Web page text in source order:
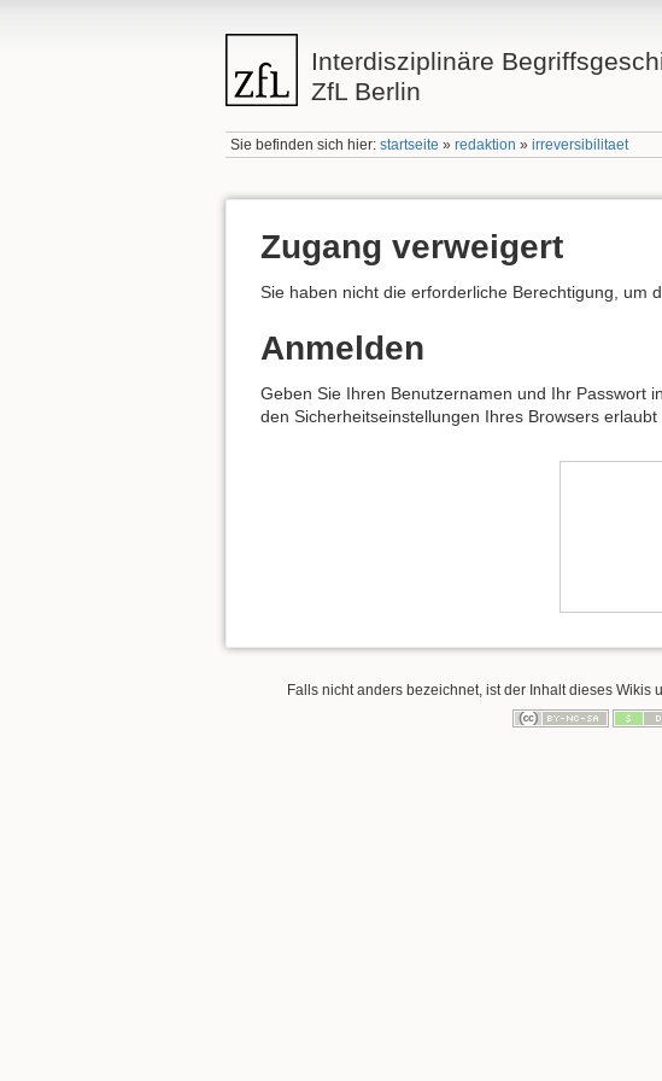
Interdisziplinäre
ZfL Berlin
Sie befinden sich hier:startseite »redaktion »irreversibilitaet
Zugang verweigert
Sie haben nicht die erforderliche Berechtigung, um
Anmelden
Geben Sie Ihren Benutzernamen und Ihr Passwort
den Sicherheitseinstellungen Ihres Browsers erlaubt
Falls nicht anders bezeichnet, ist der Inhalt dieses Wikis